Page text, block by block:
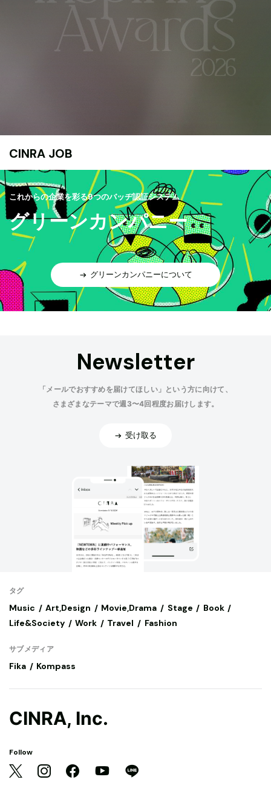
CINRA JOB
これからの企業を彩る9つのバッヂ認証システム
グリーンカンパニー
グリーンカンパニーについて
Newsletter
「メールでおすすめを届けてほしい」という方に向けて、
さまざまなテーマで週3〜4回程度お届けします。
受け取る
タグ
Music Art,Design Movie,Drama Stage
Book
Life&Society
Work Travel Fashion
サブメディア
Fika Kompass
CINRA, Inc.
Follow